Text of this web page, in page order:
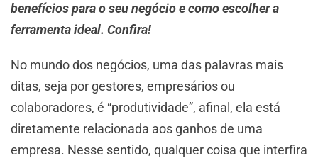
benefícios para o seu negócio e como escolher a
ferramenta ideal. Confira!
No mundo dos negócios, uma das palavras mais
ditas, seja por gestores, empresários ou
colaboradores, é “produtividade”, afinal, ela está
diretamente relacionada aos ganhos de uma
empresa. Nesse sentido, qualquer coisa que interfira